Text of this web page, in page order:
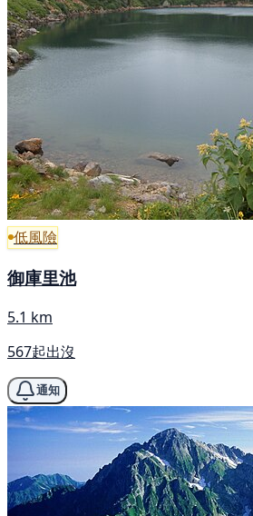
低風險
御庫里池
5.1 km
567起出沒
通知